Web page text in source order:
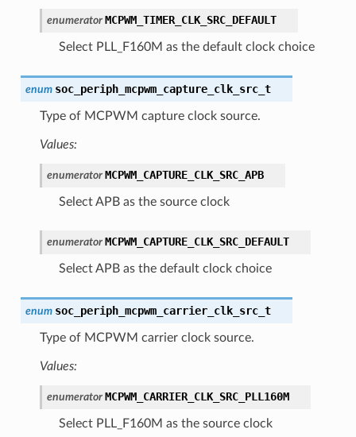
enumerator MCPWM_TIMER_CLK_SRC_DEFAULT
Select PLL_F160M as the default clock choice
enum soc_periph_mcpwm_capture_clk_src_t
Type of MCPWM capture clock source.
Values:
enumerator MCPWM_CAPTURE_CLK_SRC_APB
Select APB as the source clock
enumerator MCPWM_CAPTURE_CLK_SRC_DEFAULT
Select APB as the default clock choice
enum soc_periph_mcpwm_carrier_clk_src_t
Type of MCPWM carrier clock source.
Values:
enumerator MCPWM_CARRIER_CLK_SRC_PLL160M
Select PLL_F160M as the source clock